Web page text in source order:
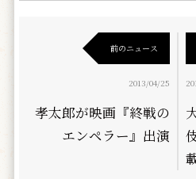
前のニュース
2013/04/25
孝太郎が映画『終戦の
エンペラー』出演